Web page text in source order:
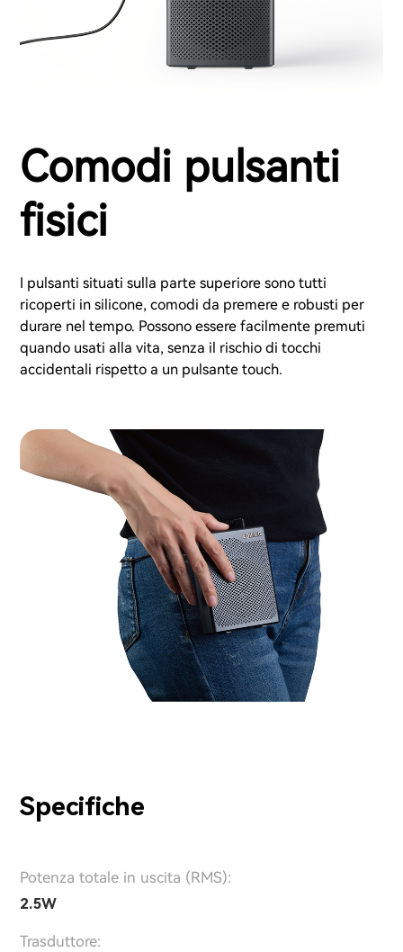
Comodi pulsanti
fisici
I pulsanti situati sulla parte superiore sono tutti
ricoperti in silicone, comodi da premere e robusti per
durare nel tempo. Possono essere facilmente premuti
quando usati alla vita, senza il rischio di tocchi
accidentali rispetto a un pulsante touch.
Specifiche
Potenza totale in uscita (RMS):
2.5W
Trasduttore: